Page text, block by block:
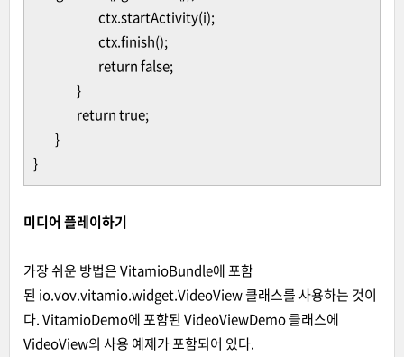
ctx.startActivity(i);
ctx.finish();
return false;
}
return true;
}
}
미디어 플레이하기
가장 쉬운 방법은 VitamioBundle에 포함
된 io.vov.vitamio.widget.VideoView 클래스를 사용하는 것이
다. VitamioDemo에 포함된 VideoViewDemo 클래스에
VideoView의 사용 예제가 포함되어 있다.